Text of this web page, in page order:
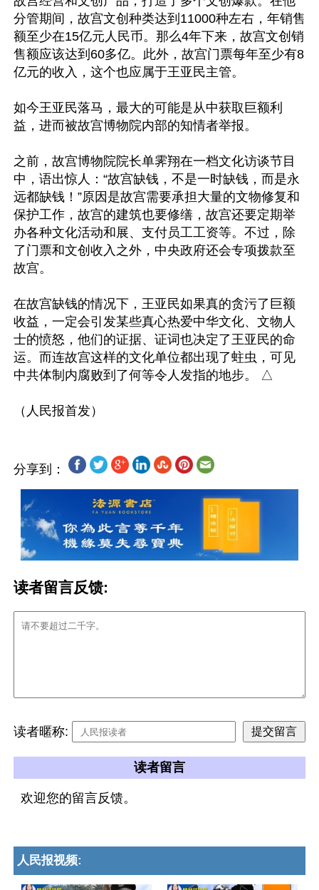
分管期间，故宫文创种类达到11000种左右，年销售
额至少在15亿元人民币。那么4年下来，故宫文创销
售额应该达到60多亿。此外，故宫门票每年至少有8
亿元的收入，这个也应属于王亚民主管。
如今王亚民落马，最大的可能是从中获取巨额利
益，进而被故宫博物院内部的知情者举报。
之前，故宫博物院院长单霁翔在一档文化访谈节目
中，语出惊人：“故宫缺钱，不是一时缺钱，而是永
远都缺钱！”原因是故宫需要承担大量的文物修复和
保护工作，故宫的建筑也要修缮，故宫还要定期举
办各种文化活动和展、支付员工工资等。不过，除
了门票和文创收入之外，中央政府还会专项拨款至
故宫。
在故宫缺钱的情况下，王亚民如果真的贪污了巨额
收益，一定会引发某些真心热爱中华文化、文物人
士的愤怒，他们的证据、证词也决定了王亚民的命
运。而连故宫这样的文化单位都出现了蛀虫，可见
中共体制内腐败到了何等令人发指的地步。 △
分享到：
读者留言反馈:
读者暱称:
读者留言
欢迎您的留言反馈。
人民报视频: